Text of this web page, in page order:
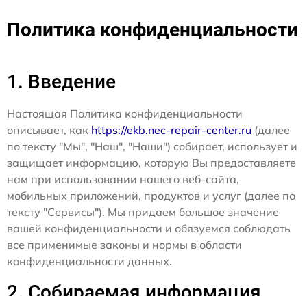
Политика конфиденциальности
1. Введение
Настоящая Политика конфиденциальности
описывает, как https://ekb.nec-repair-center.ru (далее
по тексту "Мы", "Наш", "Наши") собирает, использует и
защищает информацию, которую Вы предоставляете
нам при использовании нашего веб-сайта,
мобильных приложений, продуктов и услуг (далее по
тексту "Сервисы"). Мы придаем большое значение
вашей конфиденциальности и обязуемся соблюдать
все применимые законы и нормы в области
конфиденциальности данных.